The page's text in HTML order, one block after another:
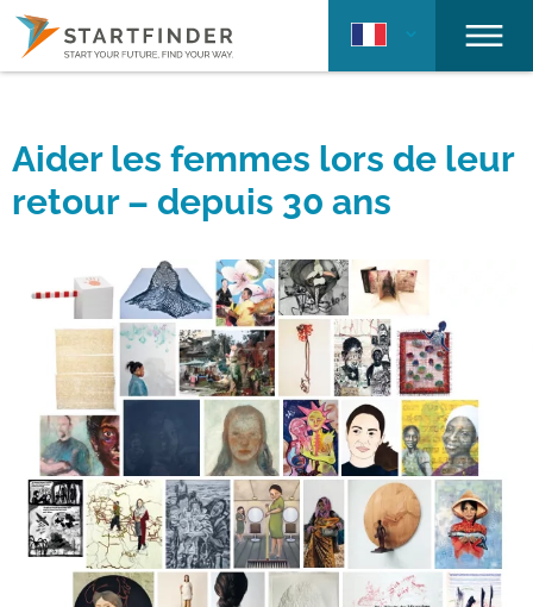
Aider les femmes lors de leur
retour – depuis 30 ans